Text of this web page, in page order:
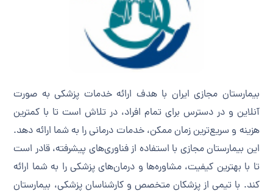
بیمارستان مجازی ایران با هدف ارائه خدمات پزشکی به صورت
آنلاین و در دسترس برای تمام افراد، در تلاش است تا با کمترین
هزینه و سریع‌ترین زمان ممکن، خدمات درمانی را به شما ارائه دهد.
این بیمارستان مجازی با استفاده از فناوری‌های پیشرفته، قادر است
تا با بهترین کیفیت، مشاوره‌ها و درمان‌های پزشکی را به شما ارائه
کند. با تیمی از پزشکان متخصص و کارشناسان پزشکی، بیمارستان